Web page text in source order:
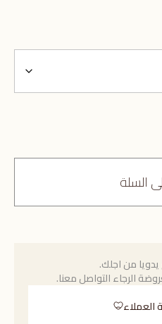
السلة
من اجلك.
الرجاء التواصل معنا.
العملاء